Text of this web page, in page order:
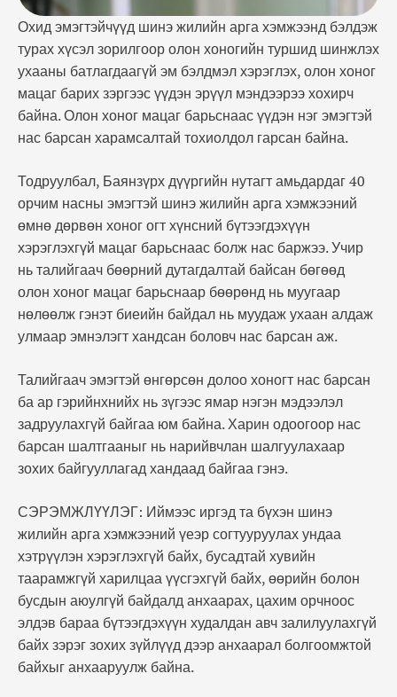
Охид эмэгтэйчүүд шинэ жилийн арга хэмжээнд бэлдэж
турах хүсэл зорилгоор олон хоногийн туршид шинжлэх
ухааны батлагдаагүй эм бэлдмэл хэрэглэх, олон хоног
мацаг барих зэргээс үүдэн эрүүл мэндээрээ хохирч
байна. Олон хоног мацаг барьснаас үүдэн нэг эмэгтэй
нас барсан харамсалтай тохиолдол гарсан байна.
Тодруулбал, Баянзүрх дүүргийн нутагт амьдардаг 40
орчим насны эмэгтэй шинэ жилийн арга хэмжээний
өмнө дөрвөн хоног огт хүнсний бүтээгдэхүүн
хэрэглэхгүй мацаг барьснаас болж нас баржээ. Учир
нь талийгаач бөөрний дутагдалтай байсан бөгөөд
олон хоног мацаг барьснаар бөөрөнд нь муугаар
нөлөөлж гэнэт биеийн байдал нь муудаж ухаан алдаж
улмаар эмнэлэгт хандсан боловч нас барсан аж.
Талийгаач эмэгтэй өнгөрсөн долоо хоногт нас барсан
ба ар гэрийнхнийх нь зүгээс ямар нэгэн мэдээлэл
задруулахгүй байгаа юм байна. Харин одоогоор нас
барсан шалтгааныг нь нарийвчлан шалгуулахаар
зохих байгууллагад хандаад байгаа гэнэ.
СЭРЭМЖЛҮҮЛЭГ: Иймээс иргэд та бүхэн шинэ
жилийн арга хэмжээний үеэр согтууруулах ундаа
хэтрүүлэн хэрэглэхгүй байх, бусадтай хувийн
таарамжгүй харилцаа үүсгэхгүй байх, өөрийн болон
бусдын аюулгүй байдалд анхаарах, цахим орчноос
элдэв бараа бүтээгдэхүүн худалдан авч залилуулахгүй
байх зэрэг зохих зүйлүүд дээр анхаарал болгоомжтой
байхыг анхааруулж байна.